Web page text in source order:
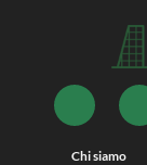
Chi siamo